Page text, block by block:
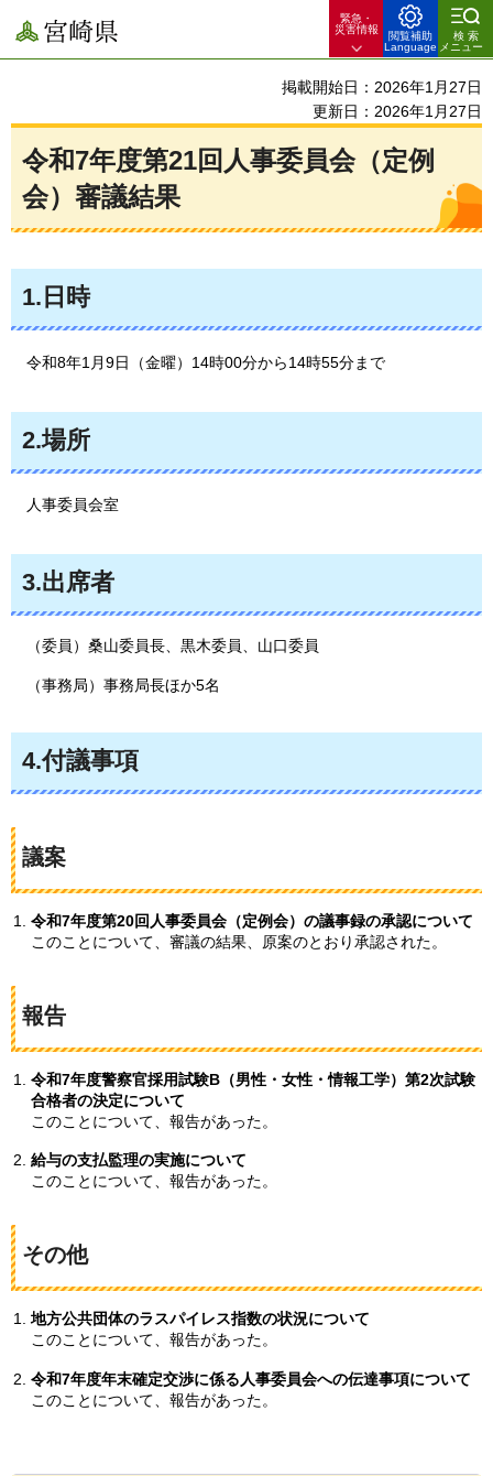
宮崎県
緊急・
災害情報
閲覧補助
Language
検索
メニュー
掲載開始日：2026年1月27日
更新日：2026年1月27日
令和7年度第21回人事委員会（定例
会）審議結果
1.日時
令和8年1月9日（金曜）14時00分から14時55分まで
2.場所
人事委員会室
3.出席者
（委員）桑山委員長、黒木委員、山口委員
（事務局）事務局長ほか5名
4.付議事項
議案
令和7年度第20回人事委員会（定例会）の議事録の承認について
このことについて、審議の結果、原案のとおり承認された。
報告
令和7年度警察官採用試験B（男性・女性・情報工学）第2次試験
合格者の決定について
このことについて、報告があった。
給与の支払監理の実施について
このことについて、報告があった。
その他
地方公共団体のラスパイレス指数の状況について
このことについて、報告があった。
令和7年度年末確定交渉に係る人事委員会への伝達事項について
このことについて、報告があった。